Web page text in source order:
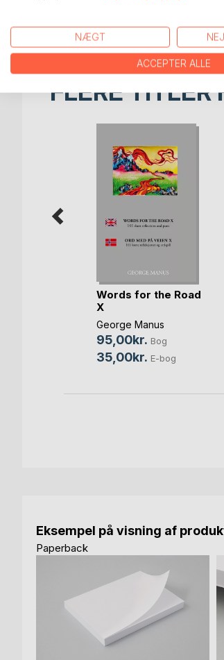
March 2019
FLERE TITLER
Words for the Road
X
George Manus
95,00kr. Bog
35,00kr. E-bog
Eksempel på visning af
Paperback
NÆGT
ACCEPTER ALLE